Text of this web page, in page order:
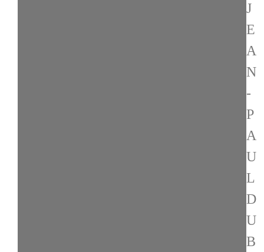
J
E
A
N
-
P
A
U
L
D
U
B